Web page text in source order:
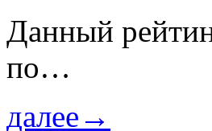
Данный
по…
далее→